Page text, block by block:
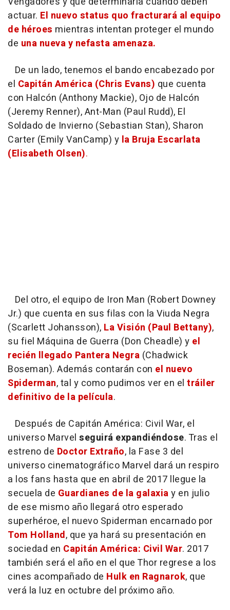
actuar. El nuevo status quo fracturará al equipo
de héroes mientras intentan proteger el mundo
de una nueva y nefasta amenaza.
De un lado, tenemos el bando encabezado por
el Capitán América (Chris Evans) que cuenta
con Halcón (Anthony Mackie), Ojo de Halcón
(Jeremy Renner), Ant-Man (Paul Rudd), El
Soldado de Invierno (Sebastian Stan), Sharon
Carter (Emily VanCamp) y la Bruja Escarlata
(Elisabeth Olsen).
Del otro, el equipo de Iron Man (Robert Downey
Jr.) que cuenta en sus filas con la Viuda Negra
(Scarlett Johansson), La Visión (Paul Bettany),
su fiel Máquina de Guerra (Don Cheadle) y el
recién llegado Pantera Negra (Chadwick
Boseman). Además contarán con el nuevo
Spiderman, tal y como pudimos ver en el tráiler
definitivo de la película.
Después de Capitán América: Civil War, el
universo Marvel seguirá expandiéndose. Tras el
estreno de Doctor Extraño, la Fase 3 del
universo cinematográfico Marvel dará un respiro
a los fans hasta que en abril de 2017 llegue la
secuela de Guardianes de la galaxiay en julio
de ese mismo año llegará otro esperado
superhéroe, el nuevo Spiderman encarnado por
Tom Holland, que ya hará su presentación en
sociedad en Capitán América: Civil War. 2017
también será el año en el que Thor regrese a los
cines acompañado de Hulk en Ragnarok, que
verá la luz en octubre del próximo año.